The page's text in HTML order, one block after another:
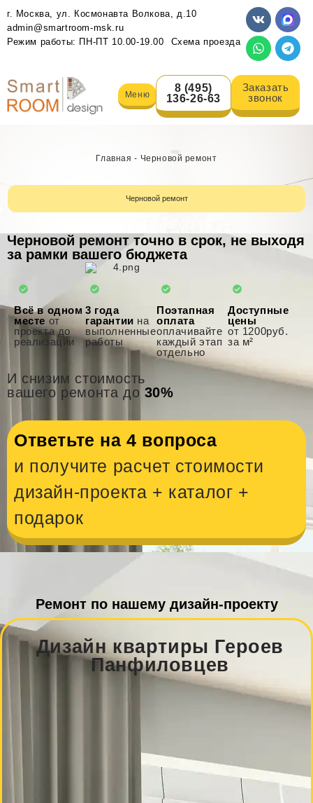
г. Москва, ул. Космонавта Волкова, д.10
admin@smartroom-msk.ru
Режим работы: ПН-ПТ 10.00-19.00
Схема проезда
Меню
8 (495)
136-26-63
Заказать
звонок
Главная - Черновой ремонт
Черновой ремонт
Черновой ремонт точно в срок, не выходя
за рамки вашего бюджета
Всё в одном
месте от
проекта до
реализации
3 года
гарантии на
выполненные
работы
Поэтапная
оплата
оплачивайте
каждый этап
отдельно
Доступные
цены
от 1200руб.
за м²
И снизим стоимость
вашего ремонта до 30%
Ответьте на 4 вопроса
и получите расчет стоимости
дизайн-проекта + каталог +
подарок
Ремонт по нашему дизайн-проекту
Дизайн квартиры Героев
Панфиловцев